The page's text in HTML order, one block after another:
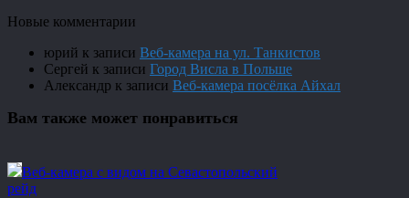
Новые комментарии
юрий к записи Веб-камера на ул. Танкистов
Сергей к записи Город Висла в Польше
Александр к записи Веб-камера посёлка Айхал
Вам также может понравиться
Веб-камера с видом на Севастопольский
рейд